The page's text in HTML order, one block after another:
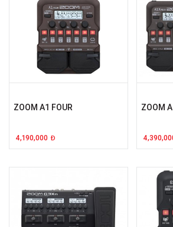
ZOOM A1 FOUR
4,190,000 Đ
ZOOM